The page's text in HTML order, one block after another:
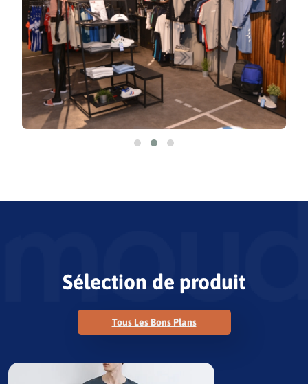
Sélection de produit
Tous Les Bons Plans